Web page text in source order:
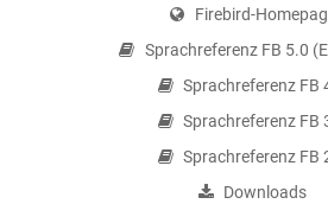
Firebird-
Sprachreferenz FB 5.0
Sprachreferenz FB
Sprachreferenz FB
Sprachreferenz FB
Downloads